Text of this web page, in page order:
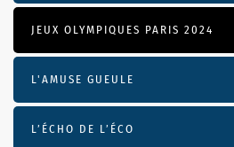
JEUX OLYMPIQUES PARIS 2024
L'AMUSE GUEULE
L’ÉCHO DE L’ÉCO